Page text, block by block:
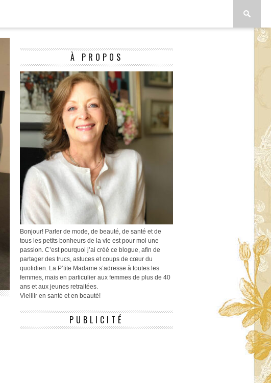
À PROPOS
Bonjour! Parler de mode, de beauté, de santé et de
tous les petits bonheurs de la vie est pour moi une
passion. C’est pourquoi j’ai créé ce blogue, afin de
partager des trucs, astuces et coups de cœur du
quotidien. La P’tite Madame s’adresse à toutes les
femmes, mais en particulier aux femmes de plus de 40
ans et aux jeunes retraitées.
Vieillir en santé et en beauté!
PUBLICITÉ